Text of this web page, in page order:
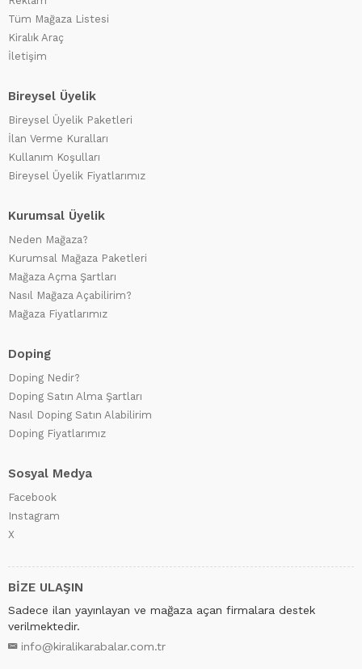
Tüm Mağaza Listesi
Kiralık Araç
İletişim
Bireysel Üyelik
Bireysel Üyelik Paketleri
İlan Verme Kuralları
Kullanım Koşulları
Bireysel Üyelik Fiyatlarımız
Kurumsal Üyelik
Neden Mağaza?
Kurumsal Mağaza Paketleri
Mağaza Açma Şartları
Nasıl Mağaza Açabilirim?
Mağaza Fiyatlarımız
Doping
Doping Nedir?
Doping Satın Alma Şartları
Nasıl Doping Satın Alabilirim
Doping Fiyatlarımız
Sosyal Medya
Facebook
Instagram
X
BİZE ULAŞIN
Sadece ilan yayınlayan ve mağaza açan firmalara destek
verilmektedir.
info@kiralikarabalar.com.tr